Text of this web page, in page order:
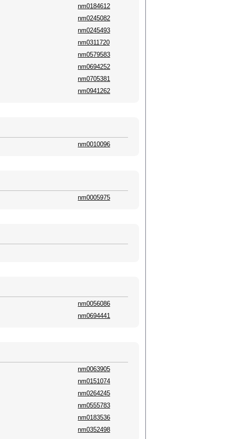
nm0184612
nm0245082
nm0245493
nm0311720
nm0579583
nm0694252
nm0705381
nm0941262
nm0010096
nm0005975
nm0056086
nm0694441
nm0063905
nm0151074
nm0264245
nm0555783
nm0183536
nm0352498